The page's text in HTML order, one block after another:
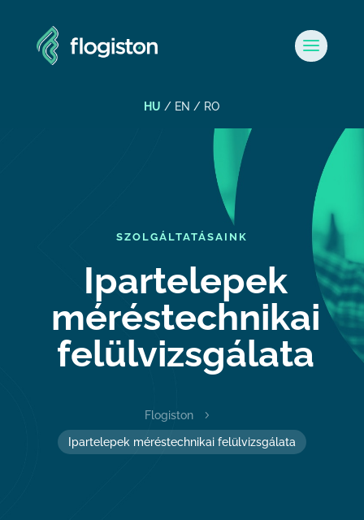
HU / EN / RO
SZOLGÁLTATÁSAINK
Ipartelepek
méréstechnikai
felülvizsgálata
Flogiston 5
Ipartelepek méréstechnikai felülvizsgálata